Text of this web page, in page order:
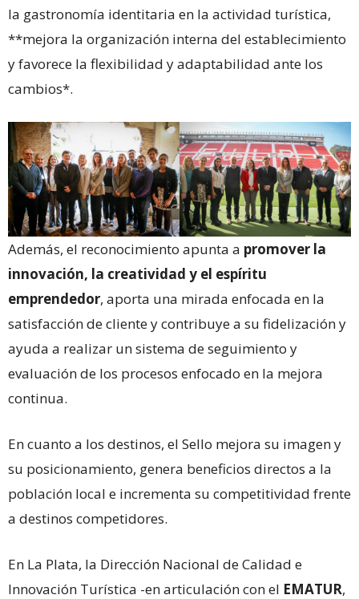
la gastronomía identitaria en la actividad turística,
**mejora la organización interna del establecimiento
y favorece la flexibilidad y adaptabilidad ante los
cambios*.
Además, el reconocimiento apunta a promover la
innovación, la creatividad y el espíritu
emprendedor, aporta una mirada enfocada en la
satisfacción de cliente y contribuye a su fidelización y
ayuda a realizar un sistema de seguimiento y
evaluación de los procesos enfocado en la mejora
continua.
En cuanto a los destinos, el Sello mejora su imagen y
su posicionamiento, genera beneficios directos a la
población local e incrementa su competitividad frente
a destinos competidores.
En La Plata, la Dirección Nacional de Calidad e
Innovación Turística -en articulación con el EMATUR,